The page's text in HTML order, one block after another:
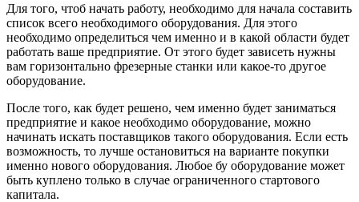
Для того, чтоб начать работу, необходимо для начала составить
список всего необходимого оборудования. Для этого
необходимо определиться чем именно и в какой области будет
работать ваше предприятие. От этого будет зависеть нужны
вам горизонтально фрезерные станки или какое-то другое
оборудование.
После того, как будет решено, чем именно будет заниматься
предприятие и какое необходимо оборудование, можно
начинать искать поставщиков такого оборудования. Если есть
возможность, то лучше остановиться на варианте покупки
именно нового оборудования. Любое бу оборудование может
быть куплено только в случае ограниченного стартового
капитала.